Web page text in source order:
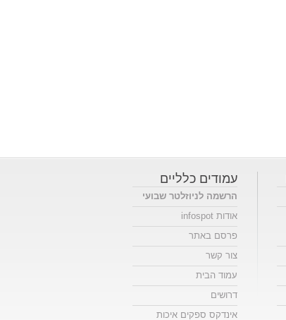
עמודים כלליים
הרשמה לניוזלטר שבועי
אודות infospot
פרסם באתר
צור קשר
עמוד הבית
דרושים
אינדקס ספקים איכות